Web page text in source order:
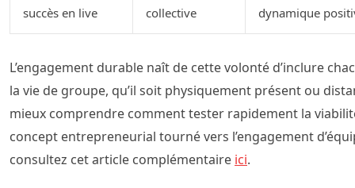
succès en live
collective
dynamique
L’engagement durable naît de cette volonté d’inclure
la vie de groupe, qu’il soit physiquement présent ou
mieux comprendre comment tester rapidement la
concept entrepreneurial tourné vers l’engagement
consultez cet article complémentaire ici.